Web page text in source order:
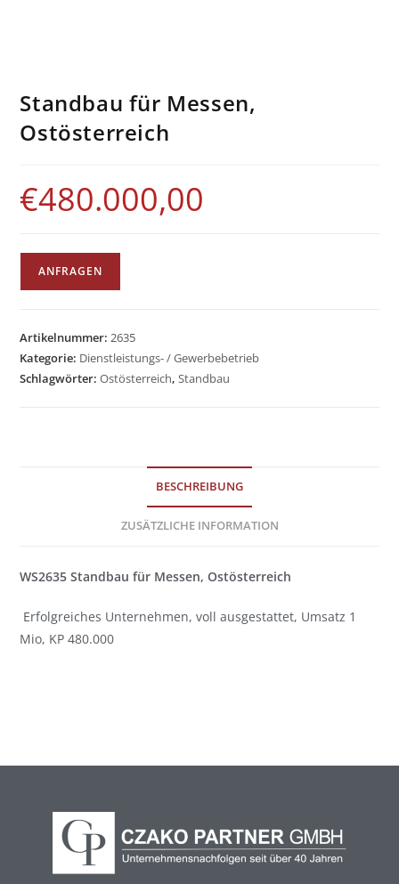
Standbau für Messen,
Ostösterreich
€480.000,00
ANFRAGEN
Artikelnummer: 2635
Kategorie: Dienstleistungs- / Gewerbebetrieb
Schlagwörter:Ostösterreich,Standbau
BESCHREIBUNG
ZUSÄTZLICHE INFORMATION
WS2635 Standbau für Messen, Ostösterreich
Erfolgreiches Unternehmen, voll ausgestattet, Umsatz 1
Mio, KP 480.000